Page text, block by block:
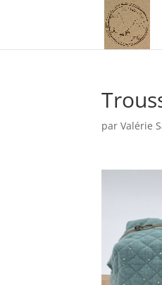
par Valérie